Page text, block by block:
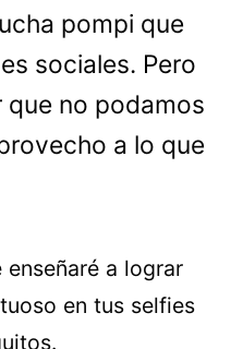
pompi que
sociales. Pero
que no podamos
a lo que
a lograr
en tus selfies